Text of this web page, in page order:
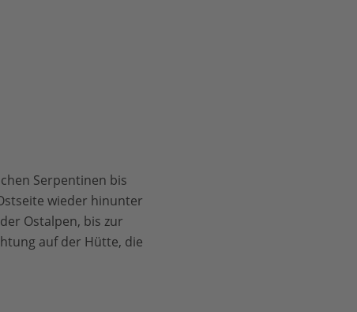
Serpentinen bis
wieder hinunter
Ostalpen, bis zur
auf der Hütte, die